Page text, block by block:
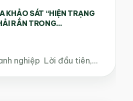
KHẢO SÁT “HIỆN TRẠNG
RẮN TRONG...
nghiệp Lời đầu tiên,…